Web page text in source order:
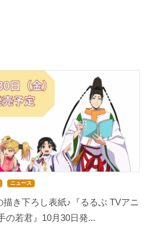
ニュース
描き下ろし表紙♪『るるぶ TVアニ
の若君』10月30日発...